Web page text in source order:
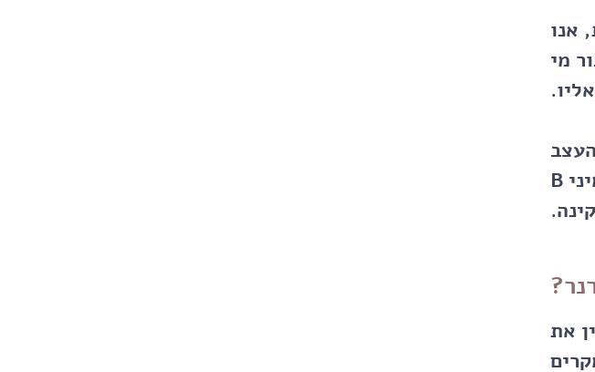
אנו
מי
(המיאלין) דרושים חומרי גלם ספציפיים. שילוב של מגנזיום איכותי וויטמיני B
את